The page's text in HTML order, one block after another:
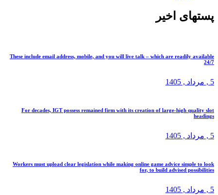
پستهای اخیر
These include email address, mobile, and you will live talk – which are readily available
24/7
5 , مرداد , 1405
For decades, IGT possess remained firm with its creation of large-high quality slot
headings
5 , مرداد , 1405
Workers must upload clear legislation while making online game advice simple to look
for, to build advised possibilities
5 , مرداد , 1405